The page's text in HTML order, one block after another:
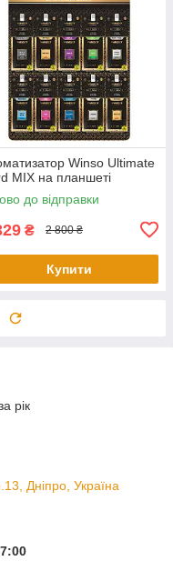
Winso Ultimate
MIX на планшеті
до відправки
₴ 2 800 ₴
Купити
рік
Дніпро, Україна